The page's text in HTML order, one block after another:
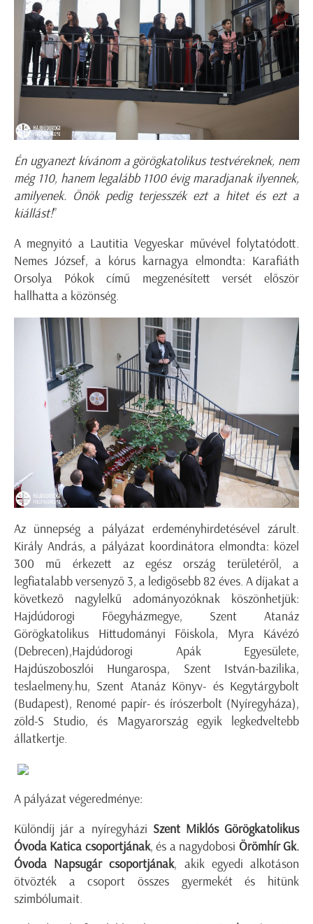
Én ugyanezt kívánom a görögkatolikus testvéreknek, nem
még 110, hanem legalább 1100 évig maradjanak ilyennek,
amilyenek. Önök pedig terjesszék ezt a hitet és ezt a
kiállást!”
A megnyitó a Lautitia Vegyeskar művével folytatódott.
Nemes József, a kórus karnagya elmondta: Karafiáth
Orsolya Pókok című megzenésített versét először
hallhatta a közönség.
Az ünnepség a pályázat erdeményhirdetésével zárult.
Király András, a pályázat koordinátora elmondta: közel
300 mű érkezett az egész ország területéről, a
legfiatalabb versenyző 3, a ledigősebb 82 éves. A díjakat a
következő nagylelkű adományozóknak köszönhetjük:
Hajdúdorogi Főegyházmegye, Szent Atanáz
Görögkatolikus Hittudományi Főiskola, Myra Kávézó
(Debrecen),Hajdúdorogi Apák Egyesülete,
Hajdúszoboszlói Hungarospa, Szent István-bazilika,
teslaelmeny.hu, Szent Atanáz Könyv- és Kegytárgybolt
(Budapest), Renomé papír- és írószerbolt (Nyíregyháza),
zöld-S Studio, és Magyarország egyik legkedveltebb
állatkertje.
A pályázat végeredménye:
Különdíj jár a nyíregyházi Szent Miklós Görögkatolikus
Óvoda Katica csoportjának, és a nagydobosi Örömhír Gk.
Óvoda Napsugár csoportjának, akik egyedi alkotáson
ötvözték a csoport összes gyermekét és hitünk
szimbólumait.